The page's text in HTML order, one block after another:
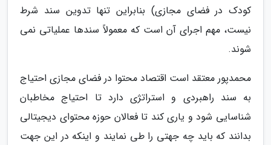
کودک در فضای مجازی) بنابراین تنها تدوین سند شرط
نیست، مهم اجرای آن است که معمولاً سندها عملیاتی نمی
شوند.
محمدپور معتقد است اقتصاد محتوا در فضای مجازی احتیاج
به سند راهبردی و استراتژی دارد تا احتیاج مخاطبان
شناسایی شود و یاری کند تا فعالان حوزه محتوای دیجیتالی
بدانند که باید چه جهتی را طی نمایند و اینکه در این جهت